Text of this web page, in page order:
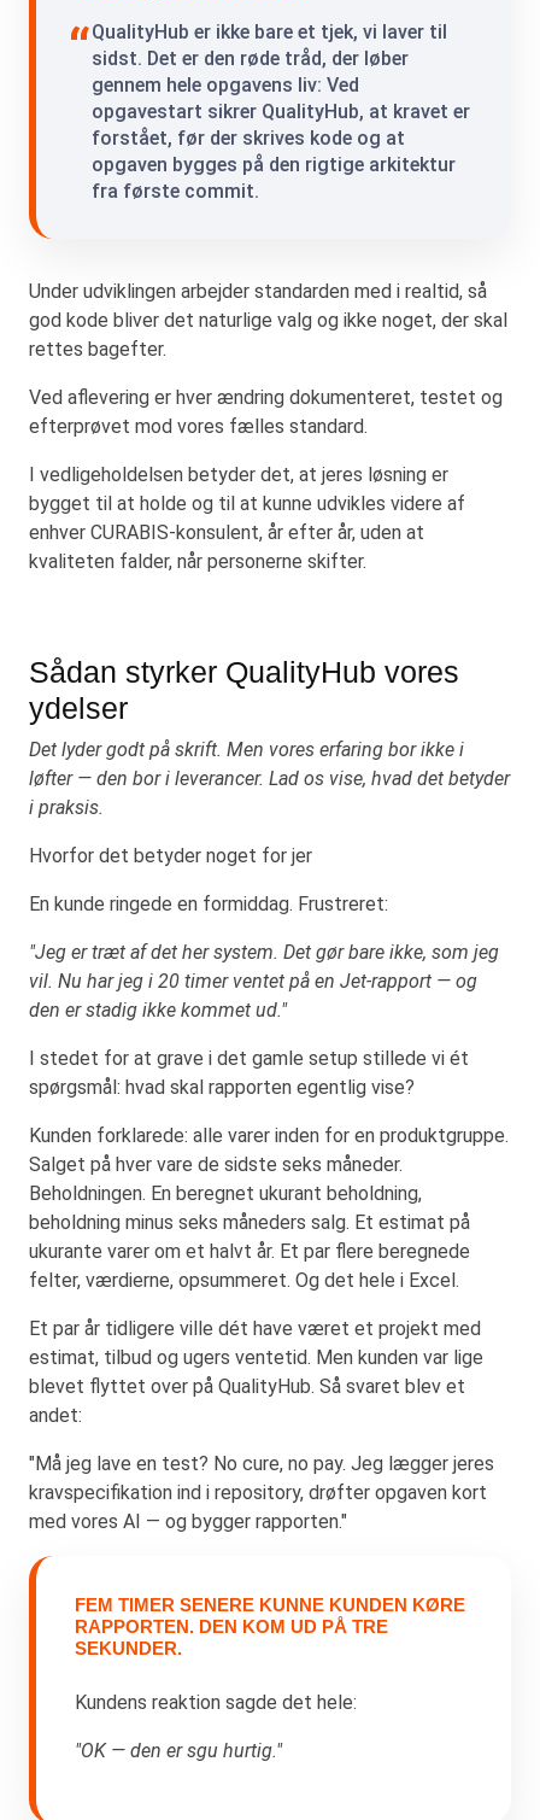
QualityHub er ikke bare et tjek, vi laver til
sidst. Det er den røde tråd, der løber
gennem hele opgavens liv: Ved
opgavestart sikrer QualityHub, at kravet er
forstået, før der skrives kode og at
opgaven bygges på den rigtige arkitektur
fra første commit.
Under udviklingen arbejder standarden med i realtid, så
god kode bliver det naturlige valg og ikke noget, der skal
rettes bagefter.
Ved aflevering er hver ændring dokumenteret, testet og
efterprøvet mod vores fælles standard.
I vedligeholdelsen betyder det, at jeres løsning er
bygget til at holde og til at kunne udvikles videre af
enhver CURABIS-konsulent, år efter år, uden at
kvaliteten falder, når personerne skifter.
Sådan styrker QualityHub vores
ydelser
Det lyder godt på skrift. Men vores erfaring bor ikke i
løfter — den bor i leverancer. Lad os vise, hvad det betyder
i praksis.
Hvorfor det betyder noget for jer
En kunde ringede en formiddag. Frustreret:
"Jeg er træt af det her system. Det gør bare ikke, som jeg
vil. Nu har jeg i 20 timer ventet på en Jet-rapport — og
den er stadig ikke kommet ud."
I stedet for at grave i det gamle setup stillede vi ét
spørgsmål: hvad skal rapporten egentlig vise?
Kunden forklarede: alle varer inden for en produktgruppe.
Salget på hver vare de sidste seks måneder.
Beholdningen. En beregnet ukurant beholdning,
beholdning minus seks måneders salg. Et estimat på
ukurante varer om et halvt år. Et par flere beregnede
felter, værdierne, opsummeret. Og det hele i Excel.
Et par år tidligere ville dét have været et projekt med
estimat, tilbud og ugers ventetid. Men kunden var lige
blevet flyttet over på QualityHub. Så svaret blev et
andet:
"Må jeg lave en test? No cure, no pay. Jeg lægger jeres
kravspecifikation ind i repository, drøfter opgaven kort
med vores AI — og bygger rapporten."
FEM TIMER SENERE KUNNE KUNDEN KØRE
RAPPORTEN. DEN KOM UD PÅ TRE
SEKUNDER.
Kundens reaktion sagde det hele:
"OK — den er sgu hurtig."